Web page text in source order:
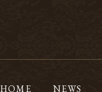
HOME NEWS